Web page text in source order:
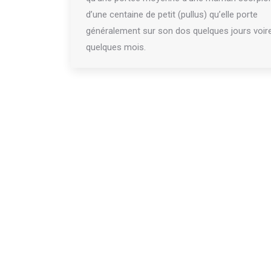
d’une centaine de petit (pullus) qu’elle porte
généralement sur son dos quelques jours
quelques mois.